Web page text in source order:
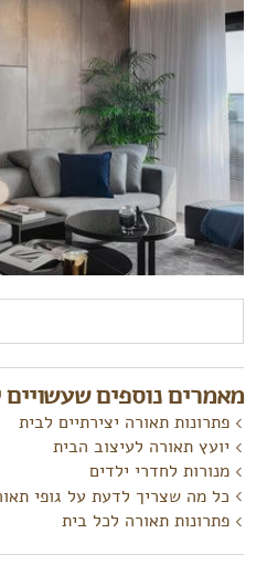
חיפוש:
מאמרים נוספים שעשויים
פתרונות תאורה יצירתיים לבית
יועץ תאורה לעיצוב הבית
מנורות לחדרי ילדים
כל מה שצריך לדעת על גופי
פתרונות תאורה לכל בית